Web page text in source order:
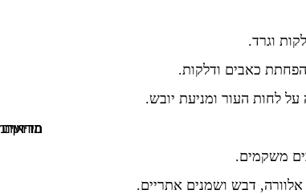
וגרד.
כאבים ודלקות.
לחות העור ומניעת יובש.
משקמים.
דבש ושמנים אתריים.
מדריך מקיף לשמירה על בריאות